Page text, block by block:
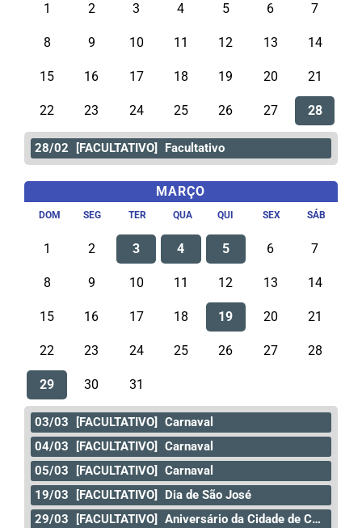
1 2 3 4 5 6 7
8 9 10 11 12 13 14
15 16 17 18 19 20 21
22 23 24 25 26 27 28
28/02 [FACULTATIVO] Facultativo
MARÇO
DOM SEG TER QUA QUI SEX SÁB
1 2 3 4 5 6 7
8 9 10 11 12 13 14
15 16 17 18 19 20 21
22 23 24 25 26 27 28
29 30 31
03/03 [FACULTATIVO]
Carnaval
04/03
[FACULTATIVO]
Carnaval
05/03
[FACULTATIVO]
Carnaval
19/03
[FACULTATIVO]
Dia de São José
29/03
[FACULTATIVO] Aniversário da Cidade de Curitiba